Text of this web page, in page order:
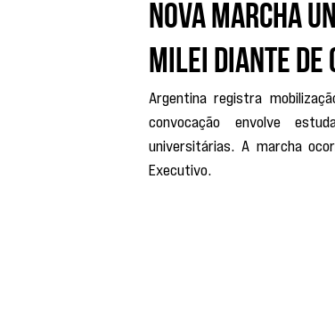
Nova marcha
Milei diante de
Argentina registra
convocação envolve
universitárias. A marcha
Executivo.